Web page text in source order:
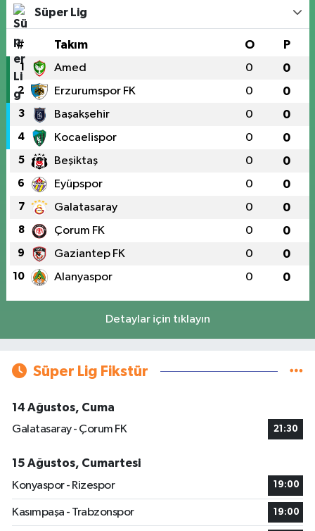
Süper Lig
# Takım O P
1 Amed 0 0
2 Erzurumspor FK 0 0
3 Başakşehir 0 0
4 Kocaelispor 0 0
5 Beşiktaş 0 0
6 Eyüpspor 0 0
7 Galatasaray 0 0
8 Çorum FK 0 0
9 Gaziantep FK 0 0
10 Alanyaspor 0 0
Detaylar için tıklayın
Süper Lig Fikstür
14 Ağustos, Cuma
Galatasaray - Çorum FK
21:30
15 Ağustos, Cumartesi
Konyaspor - Rizespor
19:00
Kasımpaşa - Trabzonspor 19:00